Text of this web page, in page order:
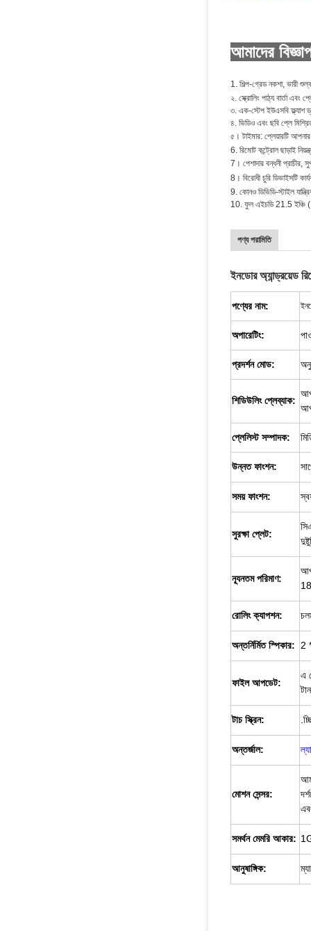
আমাদের
1. শিল্প-গ্রেড নকশা, ভারী
২. স্ক্রোলিং পাঠ্য বার্তা এবং
৩. এক-স্টেপ ইউএসবি ফ্ল্যাশ
৪. ভিডিও এবং ছবি প্লে
৫।টাইমার: প্লেয়ারটি
6. রিমোট কন্ট্রোল ছাড়াই
7। পেশাদার বন্ধনী প্রাচীর,
8। বিরোধী চুরি ডিভাইসটি
9. কোনও ডিভিডি-স্টাইল
10. ফুল এইচডি 21.5 ইঞ্চি
পণ্য পরামিতি
ইনডোর অ্যান্ড্রয়েড
পণ্যের নাম:
অপারেটিং:
প্রদর্শন মোড:
শিডিউলিং প্লেব্যাক:
প্লেলিস্ট সম্পাদক:
উন্নত ফাংশন:
সময় ফাংশন:
সুরক্ষা প্লেট:
ন্যূনতম পরিমাণ:
রোলিং ক্যাপশন:
অন্তর্নির্মিত স্পিকার: 2
ফাইল আপডেট:
এ
টাচ স্ক্রিন:
অন্তর্জাল:
মোশন সেন্সর:
সমর্থন মেমরি আকার:
আনুষাঙ্গিক: